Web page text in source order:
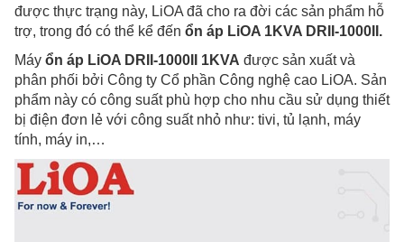
được thực trạng này, LiOA đã cho ra đời các sản phẩm hỗ
trợ, trong đó có thể kể đến ổn áp LiOA 1KVA DRII-1000II.
Máy ổn áp LiOA DRII-1000II 1KVA được sản xuất và
phân phối bởi Công ty Cổ phần Công nghệ cao LiOA. Sản
phẩm này có công suất phù hợp cho nhu cầu sử dụng thiết
bị điện đơn lẻ với công suất nhỏ như: tivi, tủ lạnh, máy
tính, máy in,…